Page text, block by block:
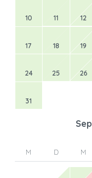
10 11 12
17 18 19
24 25 26
31
M D M